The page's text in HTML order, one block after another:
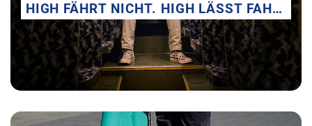
HIGH FÄHRT NICHT. HIGH LÄSST FAHREN.